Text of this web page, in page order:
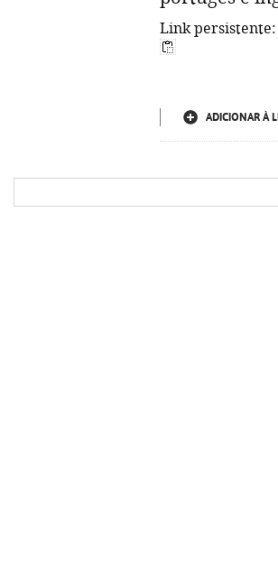
Link
ADICIONAR À